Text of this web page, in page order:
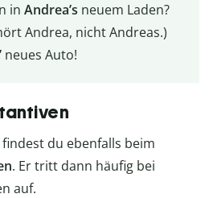
in Andrea’s neuem Laden?
Andrea, nicht Andreas.)
neues Auto!
du ebenfalls beim
. Er tritt dann häufig bei
auf.